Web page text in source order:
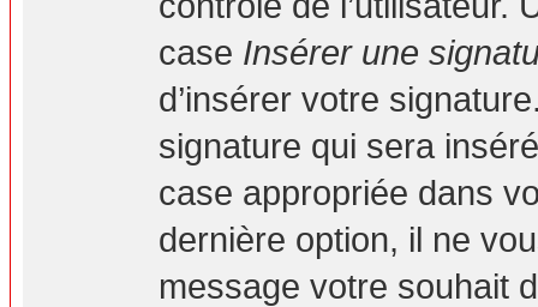
case Insérer une
d’insérer votre
signature qui sera
case appropriée dans
dernière option, il ne
message votre souhait